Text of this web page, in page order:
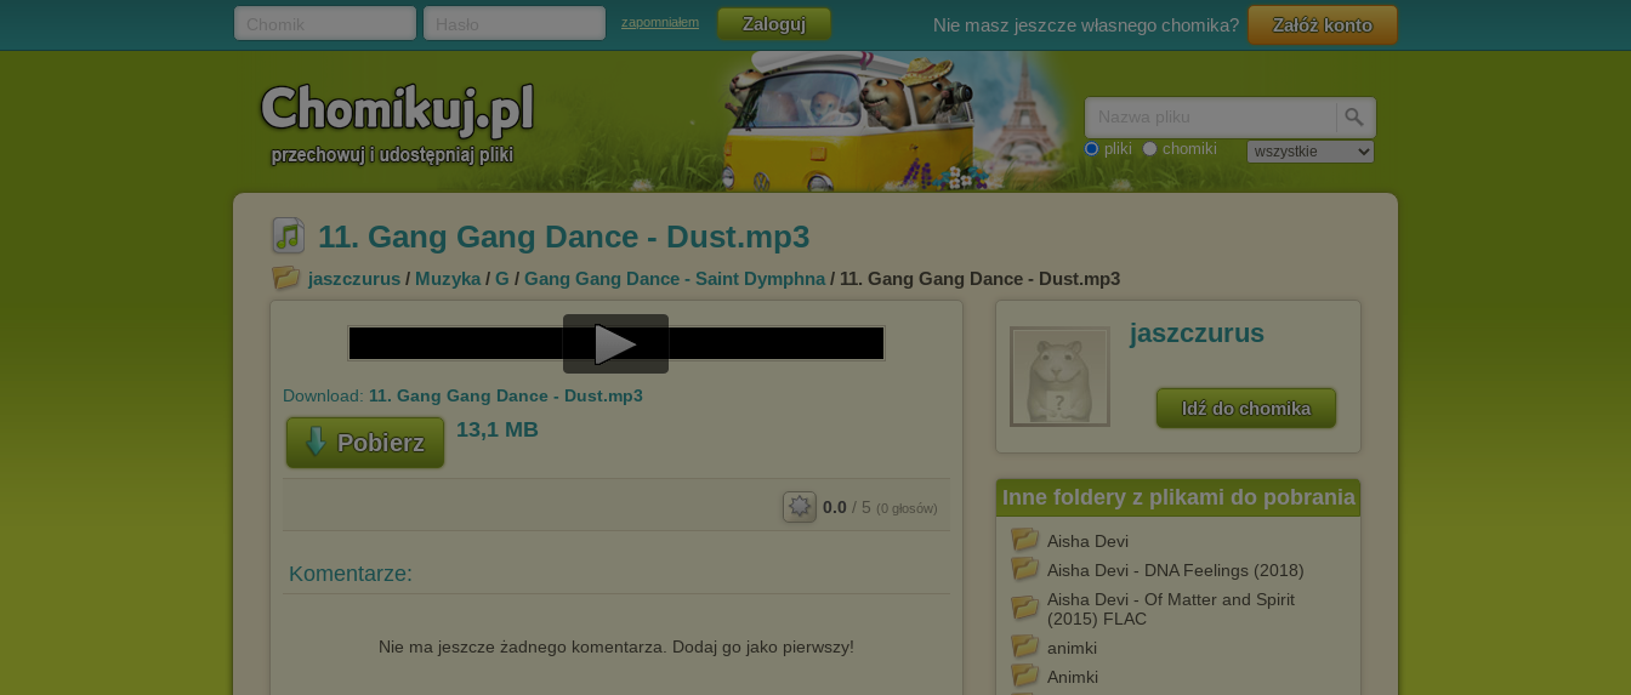
zapomniałem Nie masz jeszcze własnego chomika? Załóż konto
pliki chomiki
11. Gang Gang Dance - Dust.mp3
jaszczurus / Muzyka / G / Gang Gang Dance - Saint Dymphna / 11. Gang Gang Dance - Dust.mp3
Play
Download: 11. Gang Gang Dance - Dust.mp3
Pobierz 13,1 MB
0.0 / 5 (0 głosów)
Komentarze:
Nie ma jeszcze żadnego komentarza. Dodaj go jako pierwszy!
jaszczurus
Idź do chomika
Inne foldery z plikami do pobrania
Aisha Devi
Aisha Devi - DNA Feelings (2018)
Aisha Devi - Of Matter and Spirit
(2015) FLAC
animki
Animki